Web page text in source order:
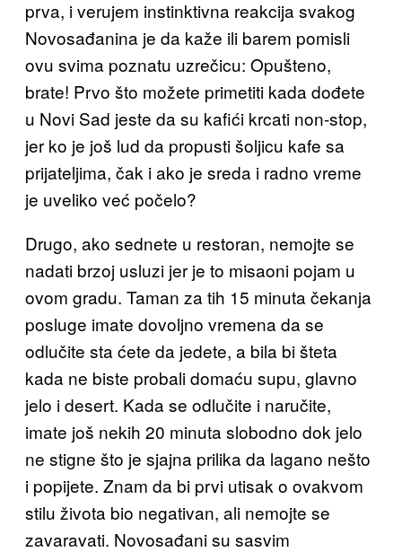
prva, i verujem instinktivna reakcija svakog
Novosađanina je da kaže ili barem pomisli
ovu svima poznatu uzrečicu: Opušteno,
brate! Prvo što možete primetiti kada dođete
u Novi Sad jeste da su kafići krcati non-stop,
jer ko je još lud da propusti šoljicu kafe sa
prijateljima, čak i ako je sreda i radno vreme
je uveliko već počelo?
Drugo, ako sednete u restoran, nemojte se
nadati brzoj usluzi jer je to misaoni pojam u
ovom gradu. Taman za tih 15 minuta čekanja
posluge imate dovoljno vremena da se
odlučite sta ćete da jedete, a bila bi šteta
kada ne biste probali domaću supu, glavno
jelo i desert. Kada se odlučite i naručite,
imate još nekih 20 minuta slobodno dok jelo
ne stigne što je sjajna prilika da lagano nešto
i popijete. Znam da bi prvi utisak o ovakvom
stilu života bio negativan, ali nemojte se
zavaravati. Novosađani su sasvim